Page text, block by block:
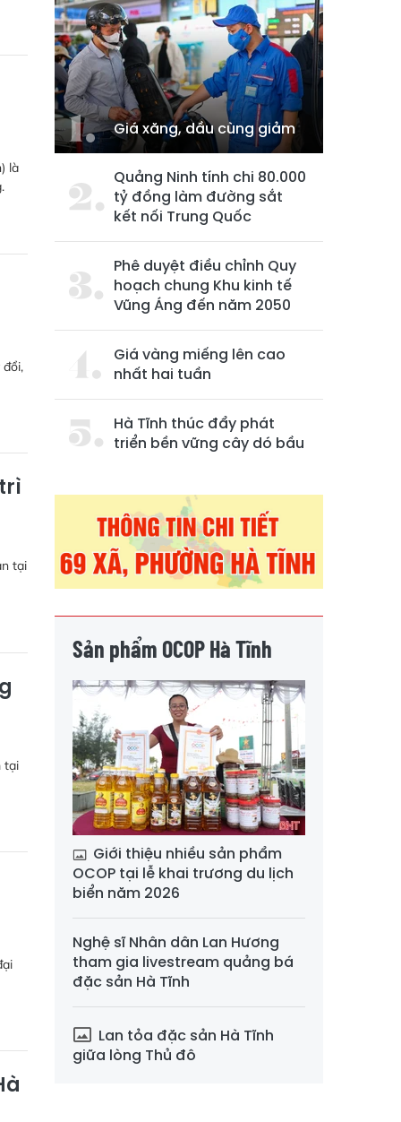
là
tại
tại
Giá xăng, dầu cùng giảm
Quảng Ninh tính chi 80.000
tỷ đồng làm đường sắt
kết nối Trung Quốc
Phê duyệt điều chỉnh Quy
hoạch chung Khu kinh tế
Vũng Áng đến năm 2050
Giá vàng miếng lên cao
nhất hai tuần
Hà Tĩnh thúc đẩy phát
triển bền vững cây dó bầu
Sản phẩm OCOP Hà Tĩnh
Giới thiệu nhiều sản phẩm
OCOP tại lễ khai trương du lịch
biển năm 2026
Nghệ sĩ Nhân dân Lan Hương
tham gia livestream quảng bá
đặc sản Hà Tĩnh
Lan tỏa đặc sản Hà Tĩnh
giữa lòng Thủ đô